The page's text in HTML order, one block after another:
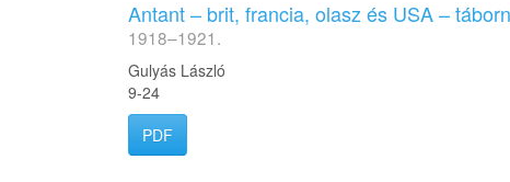
Antant – brit, francia, olasz és USA –
1918–1921.
Gulyás László
9-24
PDF